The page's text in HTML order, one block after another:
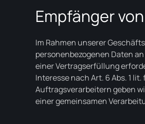
Empfänger
Im Rahmen unserer
personenbezogenen Daten
einer Vertragserfüllung
Interesse nach Art. 6 Abs. 1
Auftragsverarbeitern geben
einer gemeinsamen